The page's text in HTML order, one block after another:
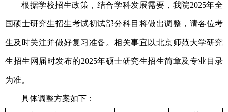
根据学校招生政策，结合学科发展需要， 我院2025年全
国硕士研究生招生考试初试部分科目 将做出调整 ，请各位考
生及时关注并做好复习准备。相关事宜以北京师范大学研究
生招生网 届时发布的2025年硕士研究生招生简章及专业目录
为准。
具体调整方案如下：